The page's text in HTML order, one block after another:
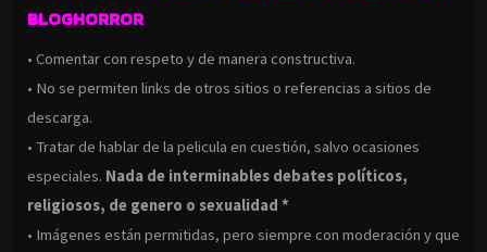
BLOGHORROR
• Comentar con respeto y de manera constructiva.
• No se permiten links de otros sitios o referencias a sitios de
descarga.
• Tratar de hablar de la pelicula en cuestión, salvo ocasiones
especiales. Nada de interminables debates políticos,
religiosos, de genero o sexualidad *
• Imágenes están permitidas, pero siempre con moderación y que